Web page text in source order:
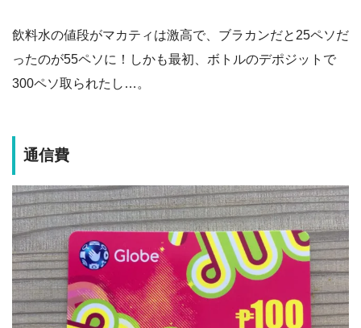
飲料水の値段がマカティは激高で、ブラカンだと25ペソだ
ったのが55ペソに！しかも最初、ボトルのデポジットで
300ペソ取られたし…。
通信費